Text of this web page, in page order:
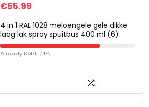
€55.99
4 in 1 RAL 1028 meloengele gele dikke
laag lak spray spuitbus 400 ml (6)
Already Sold: 74%